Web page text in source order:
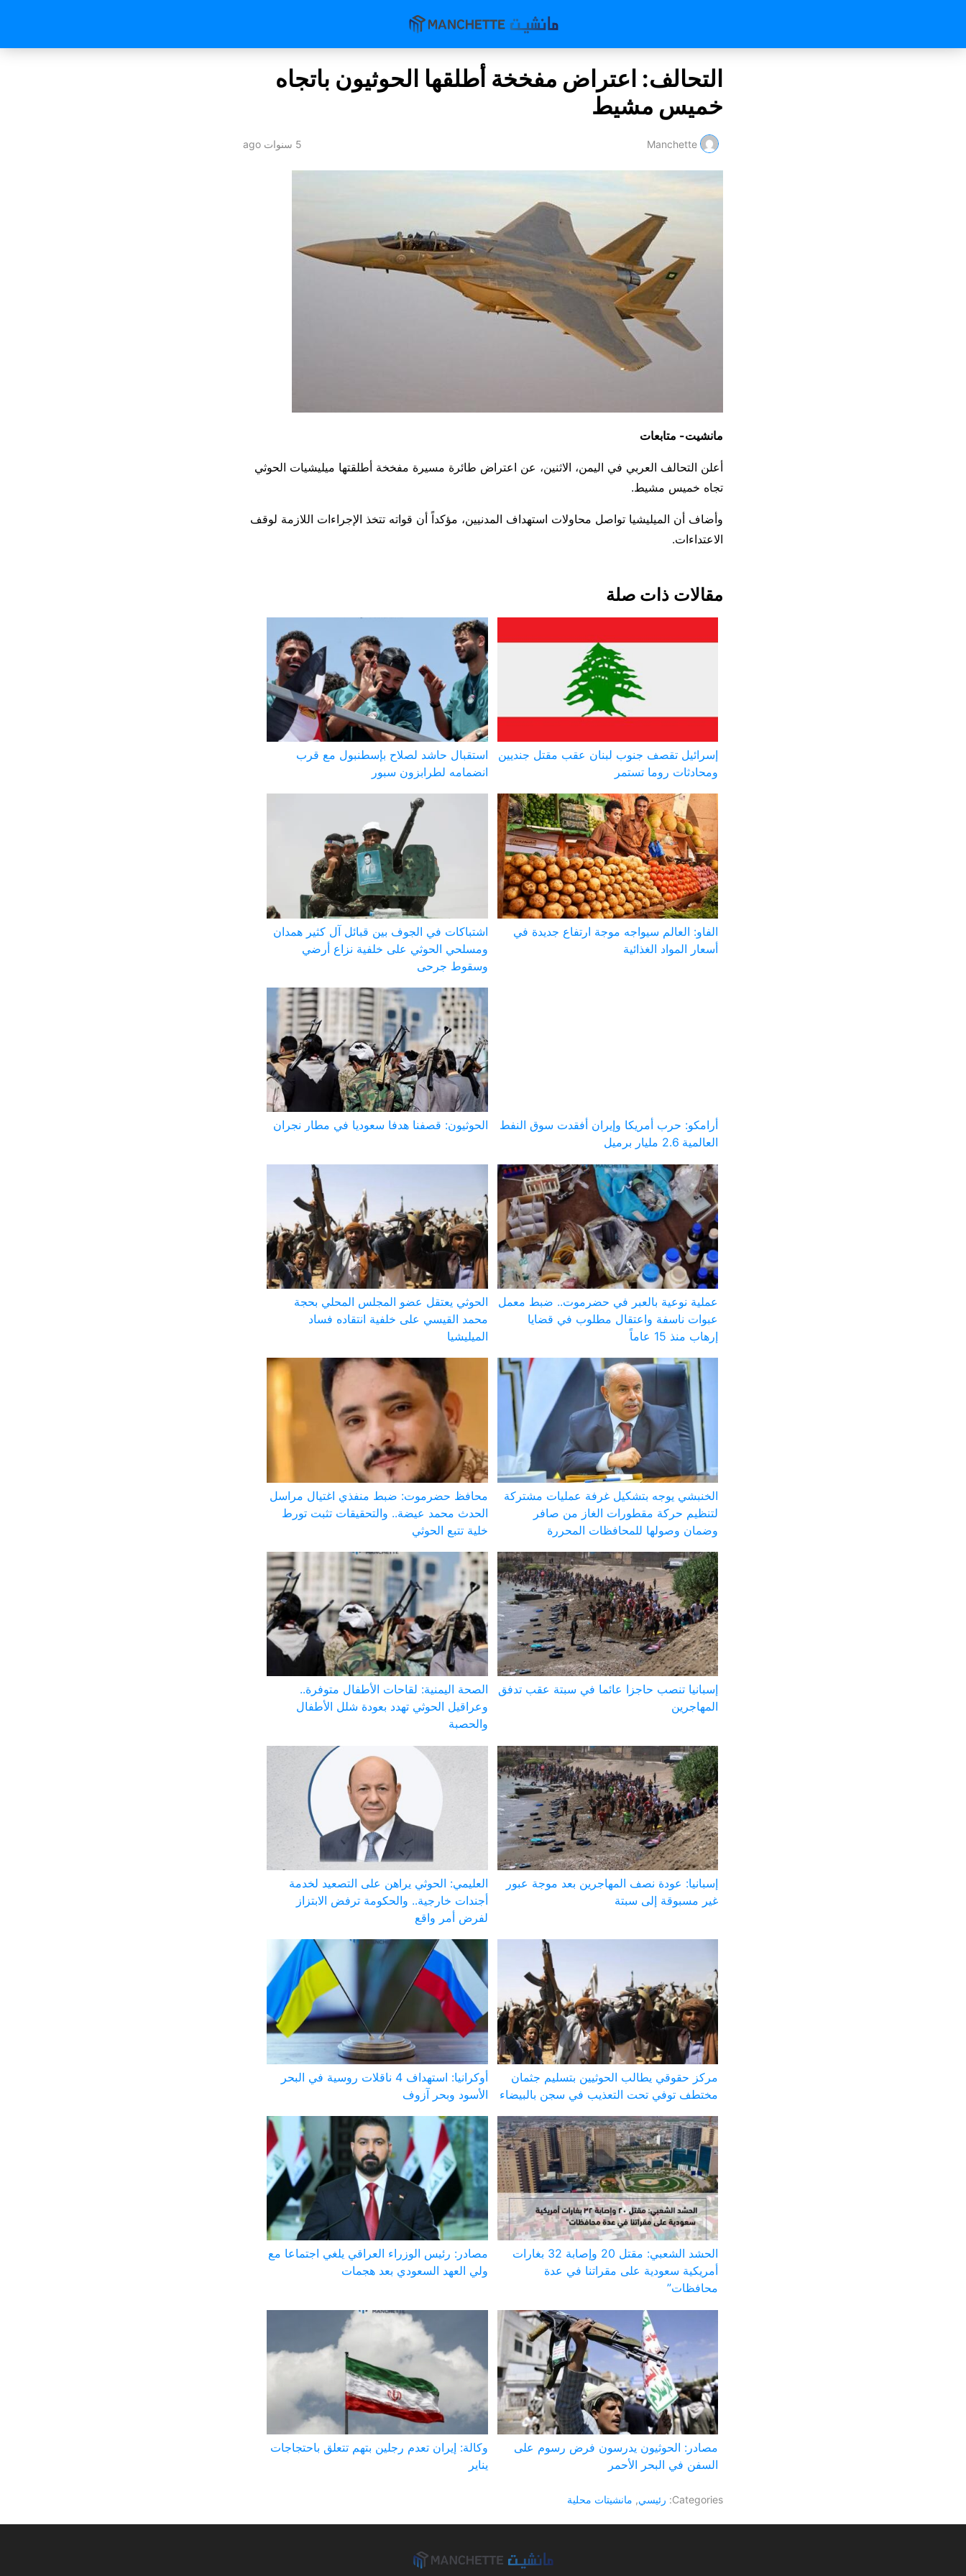
التحالف: اعتراض مفخخة أطلقها الحوثيون باتجاه
خميس مشيط
Manchette 5 سنوات ago
مانشيت- متابعات
أعلن التحالف العربي في اليمن، الاثنين، عن اعتراض طائرة مسيرة مفخخة أطلقتها ميليشيات الحوثي
تجاه خميس مشيط.
وأضاف أن الميليشيا تواصل محاولات استهداف المدنيين، مؤكداً أن قواته تتخذ الإجراءات اللازمة لوقف
الاعتداءات.
مقالات ذات صلة
إسرائيل تقصف جنوب لبنان عقب مقتل جنديين
ومحادثات روما تستمر
استقبال حاشد لصلاح بإسطنبول مع قرب
انضمامه لطرابزون سبور
الفاو: العالم سيواجه موجة ارتفاع جديدة في
أسعار المواد الغذائية
اشتباكات في الجوف بين قبائل آل كثير همدان
ومسلحي الحوثي على خلفية نزاع أرضي
وسقوط جرحى
أرامكو: حرب أمريكا وإيران أفقدت سوق النفط
العالمية 2.6 مليار برميل
الحوثيون: قصفنا هدفا سعوديا في مطار نجران
عملية نوعية بالعبر في حضرموت.. ضبط معمل
عبوات ناسفة واعتقال مطلوب في قضايا
إرهاب منذ 15 عاماً
الحوثي يعتقل عضو المجلس المحلي بحجة
محمد القيسي على خلفية انتقاده فساد
الميليشيا
الخنبشي يوجه بتشكيل غرفة عمليات مشتركة
لتنظيم حركة مقطورات الغاز من صافر
وضمان وصولها للمحافظات المحررة
محافظ حضرموت: ضبط منفذي اغتيال مراسل
الحدث محمد عيضة.. والتحقيقات تثبت تورط
خلية تتبع الحوثي
إسبانيا تنصب حاجزا عائما في سبتة عقب تدفق
المهاجرين
الصحة اليمنية: لقاحات الأطفال متوفرة..
وعراقيل الحوثي تهدد بعودة شلل الأطفال
والحصبة
إسبانيا: عودة نصف المهاجرين بعد موجة عبور
غير مسبوقة إلى سبتة
العليمي: الحوثي يراهن على التصعيد لخدمة
أجندات خارجية.. والحكومة ترفض الابتزاز
لفرض أمر واقع
مركز حقوقي يطالب الحوثيين بتسليم جثمان
مختطف توفي تحت التعذيب في سجن بالبيضاء
أوكرانيا: استهداف 4 ناقلات روسية في البحر
الأسود وبحر آزوف
الحشد الشعبي: مقتل 20 وإصابة 32 بغارات
أمريكية سعودية على مقراتنا في عدة
محافظات”
مصادر: رئيس الوزراء العراقي يلغي اجتماعا مع
ولي العهد السعودي بعد هجمات
مصادر: الحوثيون يدرسون فرض رسوم على
السفن في البحر الأحمر
وكالة: إيران تعدم رجلين بتهم تتعلق باحتجاجات
يناير
Categories: رئيسي, مانشيتات محلية